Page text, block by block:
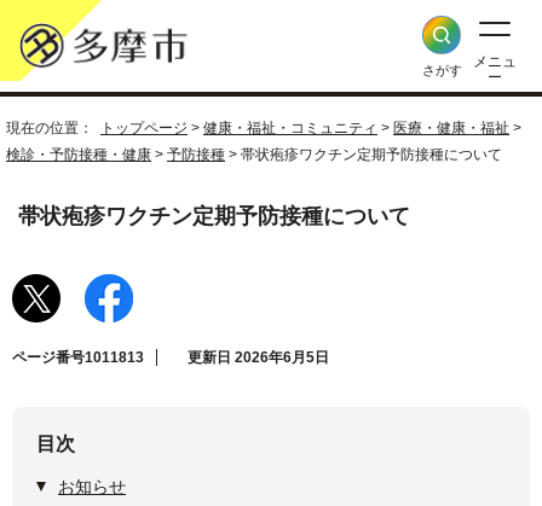
さがす
メニュ
ー
現在の位置： トップページ > 健康・福祉・コミュニティ > 医療・健康・福祉 >
検診・予防接種・健康 > 予防接種 > 帯状疱疹ワクチン定期予防接種について
帯状疱疹ワクチン定期予防接種について
ページ番号1011813 更新日 2026年6月5日
目次
お知らせ